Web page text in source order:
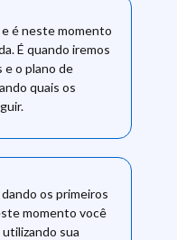
e é neste momento
É quando iremos
e o plano de
quais os
os primeiros
momento você
sua